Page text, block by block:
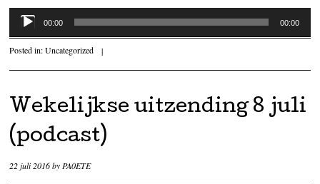
Audiospeler
00:00 00:00
Posted in:Uncategorized |
Wekelijkse uitzending 8 juli
(podcast)
22 juli 2016byPA0ETE